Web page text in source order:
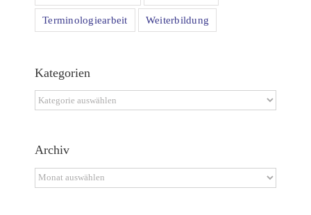
Terminologiearbeit Weiterbildung
Kategorien
Kategorien
Archiv
Archiv